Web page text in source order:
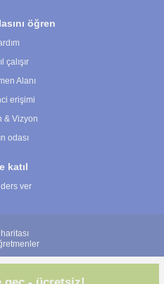
öğren
çalışır
Alanı
erişimi
& Vizyon
odası
katıl
ver